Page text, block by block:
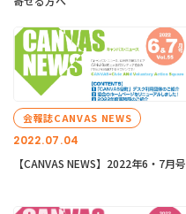
2022.07.04
会報誌CANVAS NEWS
【CANVAS NEWS】2022年6・7月号